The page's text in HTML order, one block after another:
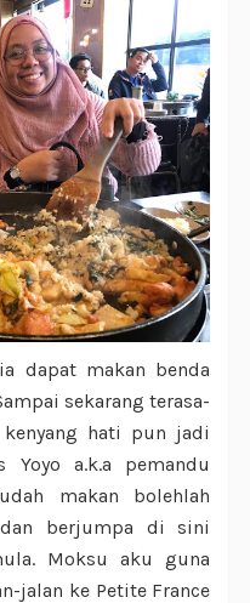
dapat makan benda
sekarang terasa-
kenyang hati pun jadi
Yoyo a.k.a pemandu
makan bolehlah
berjumpa di sini
Moksu aku guna
jalan ke Petite France